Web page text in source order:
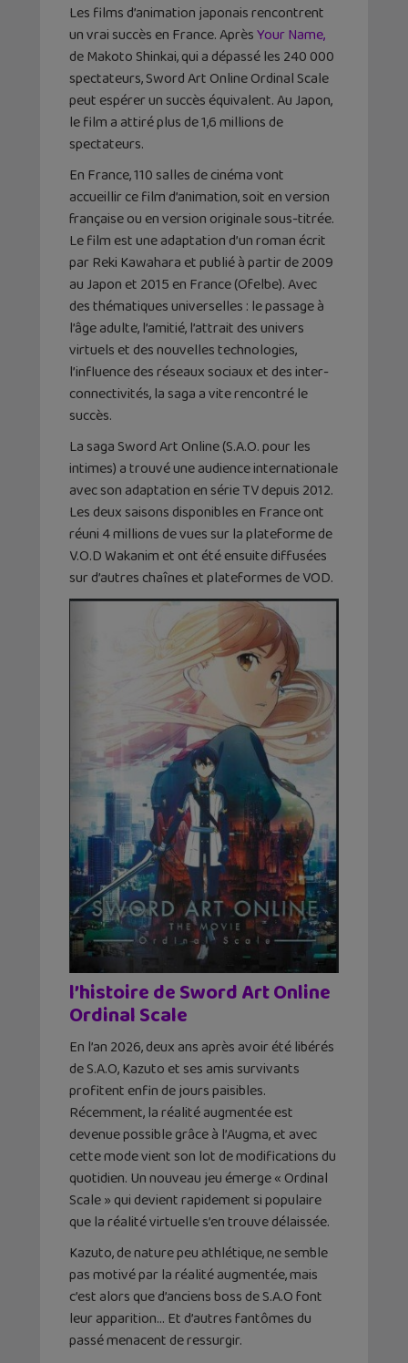
Les films d’animation japonais rencontrent
un vrai succès en France. AprèsYour Name,
de Makoto Shinkai, qui a dépassé les 240 000
spectateurs, Sword Art Online Ordinal Scale
peut espérer un succès équivalent. Au Japon,
le film a attiré plus de 1,6 millions de
spectateurs.
En France, 110 salles de cinéma vont
accueillir ce film d’animation, soit en version
française ou en version originale sous-titrée.
Le film est une adaptation d’un roman écrit
par Reki Kawahara et publié à partir de 2009
au Japon et 2015 en France (Ofelbe). Avec
des thématiques universelles : le passage à
l’âge adulte, l’amitié, l’attrait des univers
virtuels et des nouvelles technologies,
l’influence des réseaux sociaux et des inter-
connectivités, la saga a vite rencontré le
succès.
La saga Sword Art Online (S.A.O. pour les
intimes) a trouvé une audience internationale
avec son adaptation en série TV depuis 2012.
Les deux saisons disponibles en France ont
réuni 4 millions de vues sur la plateforme de
V.O.D Wakanim et ont été ensuite diffusées
sur d’autres chaînes et plateformes de VOD.
l’histoire de Sword Art Online
Ordinal Scale
En l’an 2026, deux ans après avoir été libérés
de S.A.O, Kazuto et ses amis survivants
profitent enfin de jours paisibles.
Récemment, la réalité augmentée est
devenue possible grâce à l’Augma, et avec
cette mode vient son lot de modifications du
quotidien. Un nouveau jeu émerge « Ordinal
Scale » qui devient rapidement si populaire
que la réalité virtuelle s’en trouve délaissée.
Kazuto, de nature peu athlétique, ne semble
pas motivé par la réalité augmentée, mais
c’est alors que d’anciens boss de S.A.O font
leur apparition… Et d’autres fantômes du
passé menacent de ressurgir.